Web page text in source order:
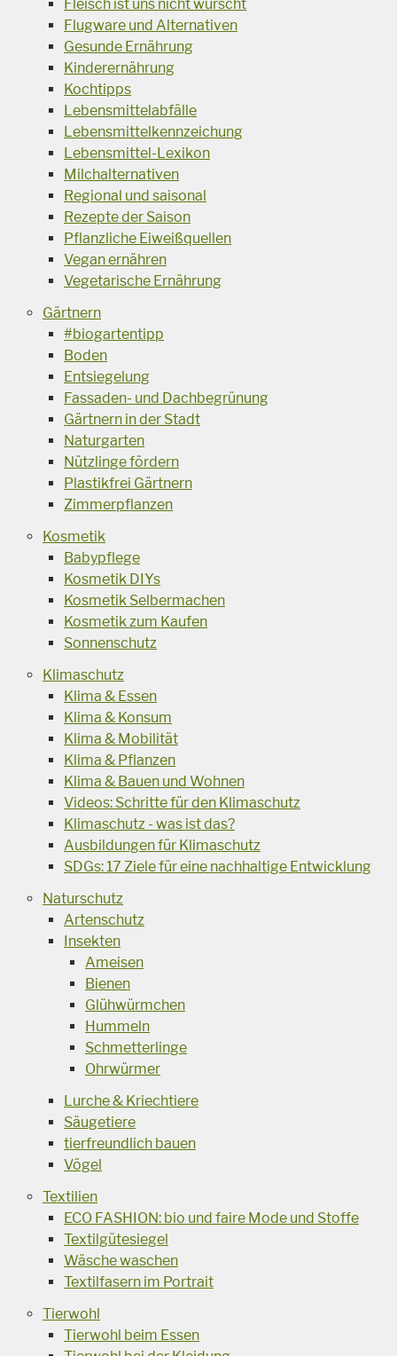
Fleisch ist uns nicht wurscht
Flugware und Alternativen
Gesunde Ernährung
Kinderernährung
Kochtipps
Lebensmittelabfälle
Lebensmittelkennzeichung
Lebensmittel-Lexikon
Milchalternativen
Regional und saisonal
Rezepte der Saison
Pflanzliche Eiweißquellen
Vegan ernähren
Vegetarische Ernährung
Gärtnern
#biogartentipp
Boden
Entsiegelung
Fassaden- und Dachbegrünung
Gärtnern in der Stadt
Naturgarten
Nützlinge fördern
Plastikfrei Gärtnern
Zimmerpflanzen
Kosmetik
Babypflege
Kosmetik DIYs
Kosmetik Selbermachen
Kosmetik zum Kaufen
Sonnenschutz
Klimaschutz
Klima & Essen
Klima & Konsum
Klima & Mobilität
Klima & Pflanzen
Klima & Bauen und Wohnen
Videos: Schritte für den Klimaschutz
Klimaschutz - was ist das?
Ausbildungen für Klimaschutz
SDGs: 17 Ziele für eine nachhaltige Entwicklung
Naturschutz
Artenschutz
Insekten
Ameisen
Bienen
Glühwürmchen
Hummeln
Schmetterlinge
Ohrwürmer
Lurche & Kriechtiere
Säugetiere
tierfreundlich bauen
Vögel
Textilien
ECO FASHION: bio und faire Mode und Stoffe
Textilgütesiegel
Wäsche waschen
Textilfasern im Portrait
Tierwohl
Tierwohl beim Essen